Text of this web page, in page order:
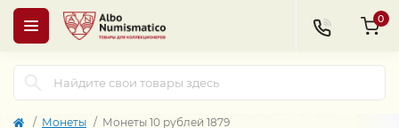
0
Монеты Монеты 10 рублей 1879